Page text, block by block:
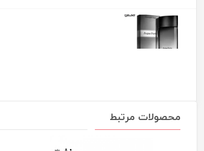
محصولات مرتبط